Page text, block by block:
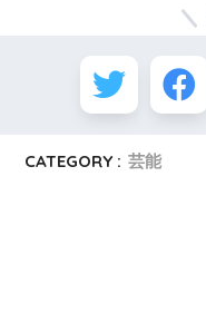
CATEGORY : 芸能